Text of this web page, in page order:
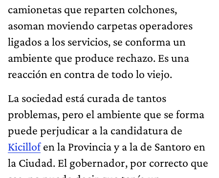
camionetas que reparten colchones,
asoman moviendo carpetas operadores
ligados a los servicios, se conforma un
ambiente que produce rechazo. Es una
reacción en contra de todo lo viejo.
La sociedad está curada de tantos
problemas, pero el ambiente que se forma
puede perjudicar a la candidatura de
Kicillofen la Provincia y a la de Santoro en
la Ciudad. El gobernador, por correcto que